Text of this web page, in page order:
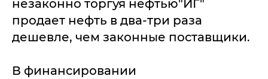
незаконно торгуя нефтью"ИГ"
продает нефть в два-три раза
дешевле, чем законные поставщики.
В финансировании